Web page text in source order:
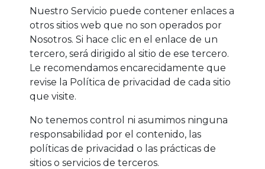
Nuestro Servicio puede contener enlaces a
otros sitios web que no son operados por
Nosotros. Si hace clic en el enlace de un
tercero, será dirigido al sitio de ese tercero.
Le recomendamos encarecidamente que
revise la Política de privacidad de cada sitio
que visite.
No tenemos control ni asumimos ninguna
responsabilidad por el contenido, las
políticas de privacidad o las prácticas de
sitios o servicios de terceros.